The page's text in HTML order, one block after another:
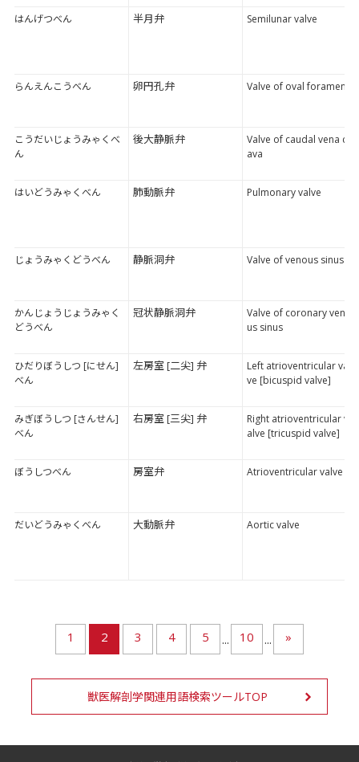
はんげつべん 半月弁 Semilunar valve
らんえんこうべん 卵円孔弁 Valve of oval foramen
こうだいじょうみゃくべ
ん
後大静脈弁
Valve of caudal vena c
ava
はいどうみゃくべん 肺動脈弁 Pulmonary valve
じょうみゃくどうべん 静脈洞弁 Valve of venous sinus
かんじょうじょうみゃく
どうべん
冠状静脈洞弁
Valve of coronary veno
us sinus
ひだりぼうしつ [にせん]
べん
左房室 [二尖] 弁
Left atrioventricular val
ve [bicuspid valve]
みぎぼうしつ [さんせん]
べん
右房室 [三尖] 弁
Right atrioventricular v
alve [tricuspid valve]
ぼうしつべん 房室弁 Atrioventricular valve
だいどうみゃくべん 大動脈弁 Aortic valve
1 2 3 4 5 ... 10 ... »
獣医解剖学関連用語検索ツールTOP